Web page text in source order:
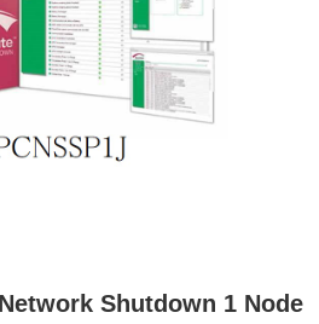
Shutdown 1 Node